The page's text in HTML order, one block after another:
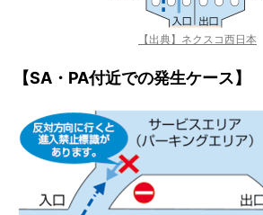
【出典】ネクスコ西日本
【SA・PA付近での発生ケース】